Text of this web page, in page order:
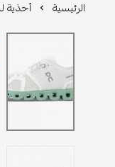
الرئيسية أحذية